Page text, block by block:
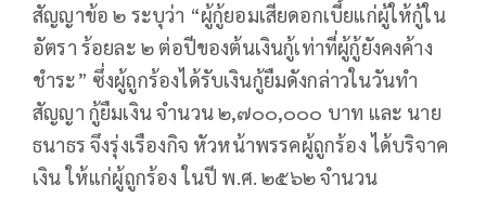
สัญญาข้อ ๒ ระบุว่า “ผู้กู้ยอมเสียดอกเบี้ยแก่ผู้ให้กู้ใน
อัตรา ร้อยละ ๒ ต่อปีของต้นเงินกู้เท่าที่ผู้กู้ยังคงค้าง
ชำระ” ซึ่งผู้ถูกร้องได้รับเงินกู้ยืมดังกล่าวในวันทำ
สัญญา กู้ยืมเงิน จำนวน ๒,๗๐๐,๐๐๐ บาท และ นาย
ธนาธร จึงรุ่งเรืองกิจ หัวหน้าพรรคผู้ถูกร้อง ได้บริจาค
เงิน ให้แก่ผู้ถูกร้อง ในปี พ.ศ. ๒๕๖๒ จำนวน